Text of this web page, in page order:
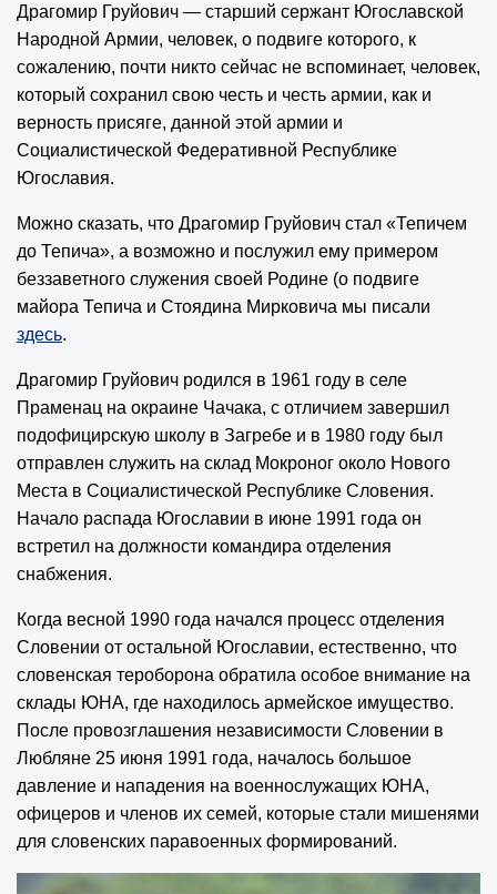
Драгомир Груйович — старший сержант Югославской
Народной Армии, человек, о подвиге которого, к
сожалению, почти никто сейчас не вспоминает, человек,
который сохранил свою честь и честь армии, как и
верность присяге, данной этой армии и
Социалистической Федеративной Республике
Югославия.
Можно сказать, что Драгомир Груйович стал «Тепичем
до Тепича», а возможно и послужил ему примером
беззаветного служения своей Родине (о подвиге
майора Тепича и Стоядина Мирковича мы писали
здесь.
Драгомир Груйович родился в 1961 году в селе
Праменац на окраине Чачака, с отличием завершил
подофицирскую школу в Загребе и в 1980 году был
отправлен служить на склад Мокроног около Нового
Места в Социалистической Республике Словения.
Начало распада Югославии в июне 1991 года он
встретил на должности командира отделения
снабжения.
Когда весной 1990 года начался процесс отделения
Словении от остальной Югославии, естественно, что
словенская тероборона обратила особое внимание на
склады ЮНА, где находилось армейское имущество.
После провозглашения независимости Словении в
Любляне 25 июня 1991 года, началось большое
давление и нападения на военнослужащих ЮНА,
офицеров и членов их семей, которые стали мишенями
для словенских паравоенных формирований.